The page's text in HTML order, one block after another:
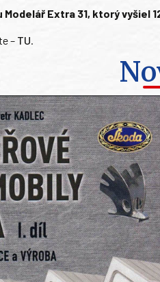
Extra 31, ktorý vyšiel
– TU